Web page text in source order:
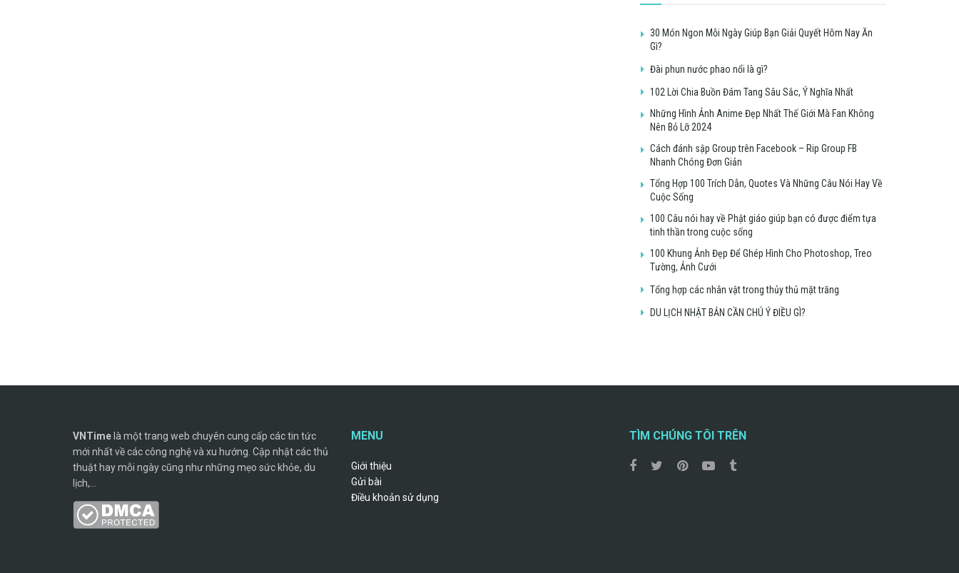
30 Món Ngon Mỗi Ngày Giúp Bạn Giải Quyết Hôm Nay Ăn
Gì?
Đài phun nước phao nổi là gì?
102 Lời Chia Buồn Đám Tang Sâu Sắc, Ý Nghĩa Nhất
Những Hình Ảnh Anime Đẹp Nhất Thế Giới Mà Fan Không
Nên Bỏ Lỡ 2024
Cách đánh sập Group trên Facebook – Rip Group FB
Nhanh Chóng Đơn Giản
Tổng Hợp 100 Trích Dẫn, Quotes Và Những Câu Nói Hay Về
Cuộc Sống
100 Câu nói hay về Phật giáo giúp bạn có được điểm tựa
tinh thần trong cuộc sống
100 Khung Ảnh Đẹp Để Ghép Hình Cho Photoshop, Treo
Tường, Ảnh Cưới
Tổng hợp các nhân vật trong thủy thủ mặt trăng
DU LỊCH NHẬT BẢN CẦN CHÚ Ý ĐIỀU GÌ?
VNTime là một trang web chuyên cung cấp các tin tức
mới nhất về các công nghệ và xu hướng. Cập nhật các thủ
thuật hay mỗi ngày cũng như những mẹo sức khỏe, du
lịch,...
MENU
Giới thiệu
Gửi bài
Điều khoản sử dụng
TÌM CHÚNG TÔI TRÊN